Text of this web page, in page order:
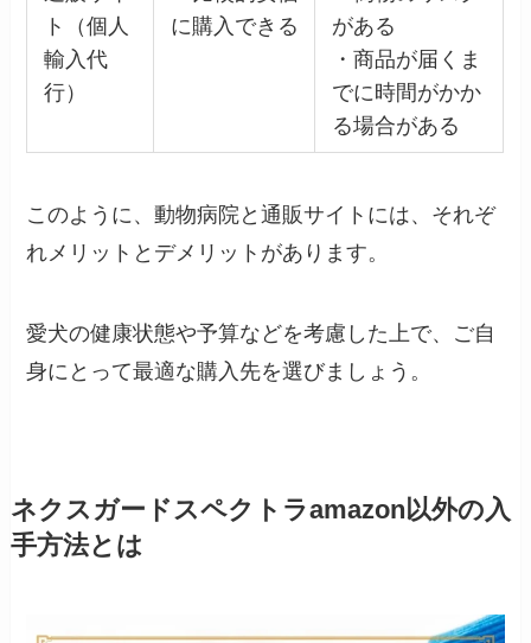
ト（個人
輸入代
行）
に購入できる
がある
・商品が届くま
でに時間がかか
る場合がある
このように、動物病院と通販サイトには、それぞ
れメリットとデメリットがあります。
愛犬の健康状態や予算などを考慮した上で、ご自
身にとって最適な購入先を選びましょう。
ネクスガードスペクトラamazon以外の入
手方法とは